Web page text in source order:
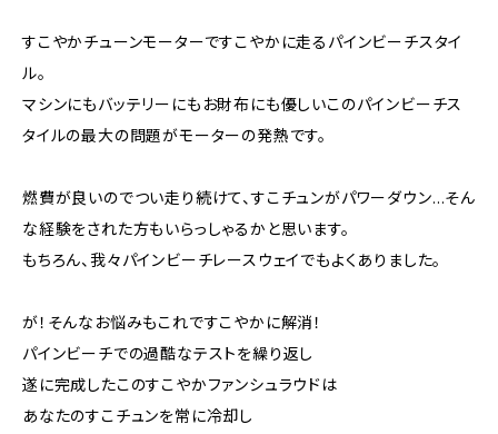
すこやかチューンモーターですこやかに走るパインビーチスタイ
ル。
マシンにもバッテリーにもお財布にも優しいこのパインビーチス
タイルの最大の問題がモーターの発熱です。
燃費が良いのでつい走り続けて、すこチュンがパワーダウン…そん
な経験をされた方もいらっしゃるかと思います。
もちろん、我々パインビーチレースウェイでもよくありました。
が！そんなお悩みもこれですこやかに解消！
パインビーチでの過酷なテストを繰り返し
遂に完成したこのすこやかファンシュラウドは
あなたのすこチュンを常に冷却し